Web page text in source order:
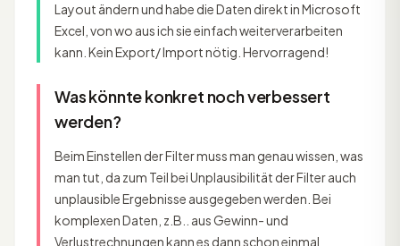
Layout ändern und habe die Daten direkt in Microsoft
Excel, von wo aus ich sie einfach weiterverarbeiten
kann. Kein Export/ Import nötig. Hervorragend!
Was könnte konkret noch verbessert
werden?
Beim Einstellen der Filter muss man genau wissen, was
man tut, da zum Teil bei Unplausibilität der Filter auch
unplausible Ergebnisse ausgegeben werden. Bei
komplexen Daten, z.B.. aus Gewinn- und
Verlustrechnungen kann es dann schon einmal